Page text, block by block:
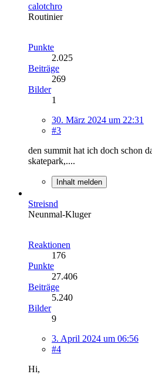
calotchro
Routinier
Punkte
2.025
Beiträge
269
Bilder
1
30. März 2024 um 22:31
#3
den summit hat ich doch schon
skatepark,....
Inhalt melden
Streisnd
Neunmal-Kluger
Reaktionen
176
Punkte
27.406
Beiträge
5.240
Bilder
9
3. April 2024 um 06:56
#4
Hi,